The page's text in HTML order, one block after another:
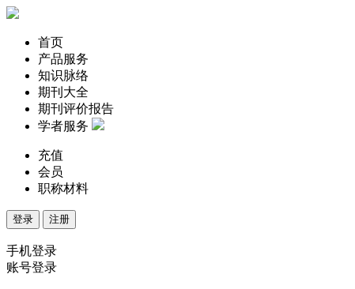
首页
产品服务
知识脉络
期刊大全
期刊评价报告
学者服务
充值
会员
职称材料
登录 注册
手机登录
账号登录